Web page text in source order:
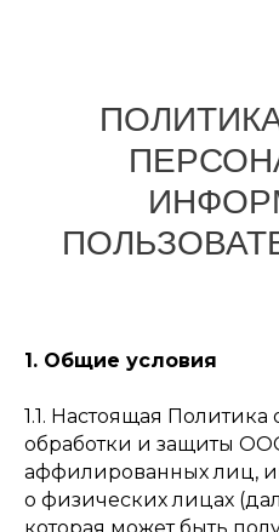
1. Общие условия
1.1. Настоящая
обработки и защиты
аффилированных лиц,
о физических лицах